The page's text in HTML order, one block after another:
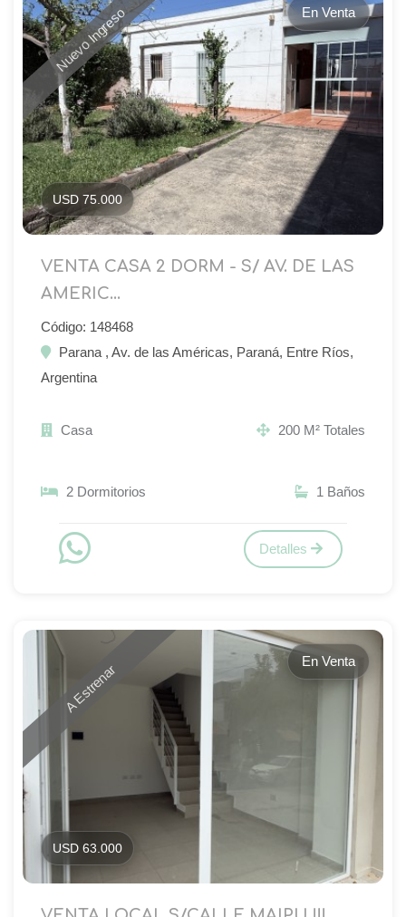
Nuevo Ingreso En Venta
USD 75.000
VENTA CASA 2 DORM - S/ AV. DE LAS
AMERIC...
Código: 148468
Parana , Av. de las Américas, Paraná, Entre Ríos,
Argentina
Casa 200 M² Totales
2 Dormitorios 1 Baños
Detalles
A Estrenar
En Venta
USD 63.000